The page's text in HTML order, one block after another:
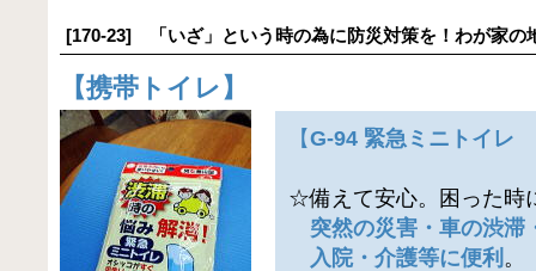
[170-23] 「いざ」という時の為に防災対策を！わが家の
【携帯トイレ 】
【G-94 緊急ミニトイレ
☆備えて安心。困った時
突然の災害・車の渋滞
入院・介護等に便利 。